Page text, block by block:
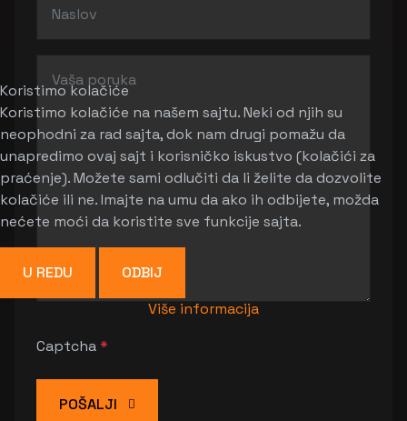
Captcha*
POŠALJI
Koristimo kolačiće
Koristimo kolačiće na našem sajtu. Neki od njih su
neophodni za rad sajta, dok nam drugi pomažu da
unapredimo ovaj sajt i korisničko iskustvo (kolačići za
praćenje). Možete sami odlučiti da li želite da dozvolite
kolačiće ili ne. Imajte na umu da ako ih odbijete, možda
nećete moći da koristite sve funkcije sajta.
U REDU
ODBIJ
Više informacija